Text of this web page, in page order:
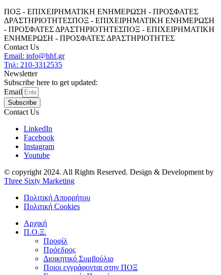
ΠΟΞ - ΕΠΙΧΕΙΡΗΜΑΤΙΚΗ ΕΝΗΜΕΡΩΣΗ - ΠΡΟΣΦΑΤΕΣ
ΔΡΑΣΤΗΡΙΟΤΗΤΕΣΠΟΞ - ΕΠΙΧΕΙΡΗΜΑΤΙΚΗ ΕΝΗΜΕΡΩΣΗ
- ΠΡΟΣΦΑΤΕΣ ΔΡΑΣΤΗΡΙΟΤΗΤΕΣΠΟΞ - ΕΠΙΧΕΙΡΗΜΑΤΙΚΗ
ΕΝΗΜΕΡΩΣΗ - ΠΡΟΣΦΑΤΕΣ ΔΡΑΣΤΗΡΙΟΤΗΤΕΣ
Contact Us
Email: info@hhf.gr
Τηλ: 210-3312535
Newsletter
Subscribe here to get updated:
Email
Subscribe
Contact Us
LinkedIn
Facebook
Instagram
Youtube
© copyright 2024. All Rights Reserved. Design & Development by
Three Sixty Marketing
Πολιτική Απορρήτου
Πολιτική Cookies
Αρχική
Π.Ο.Ξ.
Προφίλ
Πρόεδρος
Διοικητικό Συμβούλιο
Ποιοι εγγράφονται στην ΠΟΞ